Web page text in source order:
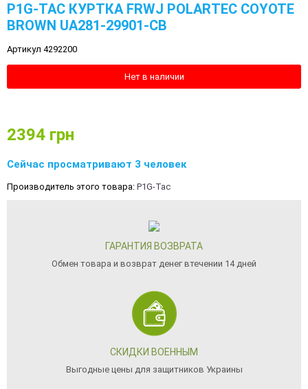
P1G-TAC КУРТКА FRWJ POLARTEC COYOTE
BROWN UA281-29901-CB
Артикул 4292200
Нет в наличии
2394 грн
Сейчас просматривают 3 человек
Производитель этого товара: P1G-Tac
ГАРАНТИЯ ВОЗВРАТА
Обмен товара и возврат денег втечении 14 дней
СКИДКИ ВОЕННЫМ
Выгодные цены для защитников Украины